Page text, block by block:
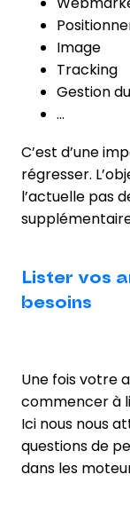
Image
Tracking
Gestion
…
C’est d’une
régresser.
l’actuelle pas
Lister vos
besoins
Une fois votre
commencer à
Ici nous nous
questions de
dans les